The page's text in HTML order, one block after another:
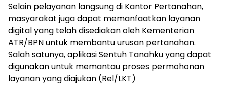
Selain pelayanan langsung di Kantor Pertanahan,
masyarakat juga dapat memanfaatkan layanan
digital yang telah disediakan oleh Kementerian
ATR/BPN untuk membantu urusan pertanahan.
Salah satunya, aplikasi Sentuh Tanahku yang dapat
digunakan untuk memantau proses permohonan
layanan yang diajukan (Rel/LKT)